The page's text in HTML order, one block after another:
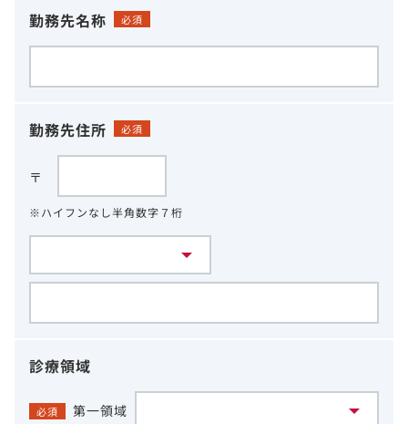
勤務先名称 必須
勤務先住所 必須
〒
※ハイフンなし半角数字７桁
診療領域
必須 第一領域